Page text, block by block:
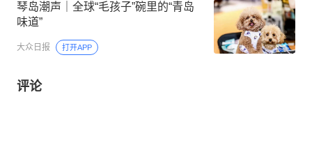
琴岛潮声｜全球“毛孩子”碗里的“青岛
味道”
大众日报 打开APP
评论